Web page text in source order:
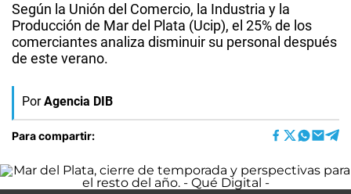
Según la Unión del Comercio, la Industria y la
Producción de Mar del Plata (Ucip), el 25% de los
comerciantes analiza disminuir su personal después
de este verano.
Por Agencia DIB
Para compartir: